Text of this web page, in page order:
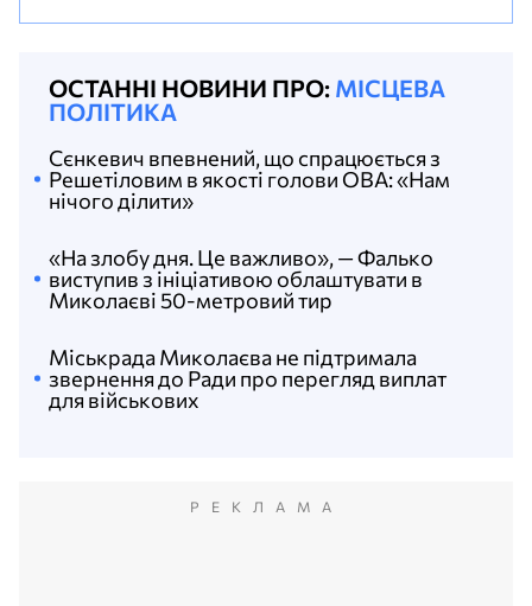
ОСТАННІ НОВИНИ ПРО: МІСЦЕВА
ПОЛІТИКА
Міськрада Миколаєва не підтримала
звернення до Ради про перегляд виплат
для військових
«На злобу дня. Це важливо», — Фалько
виступив з ініціативою облаштувати в
Миколаєві 50-метровий тир
Сєнкевич впевнений, що спрацюється з
Решетіловим в якості голови ОВА: «Нам
нічого ділити»
РЕКЛАМА